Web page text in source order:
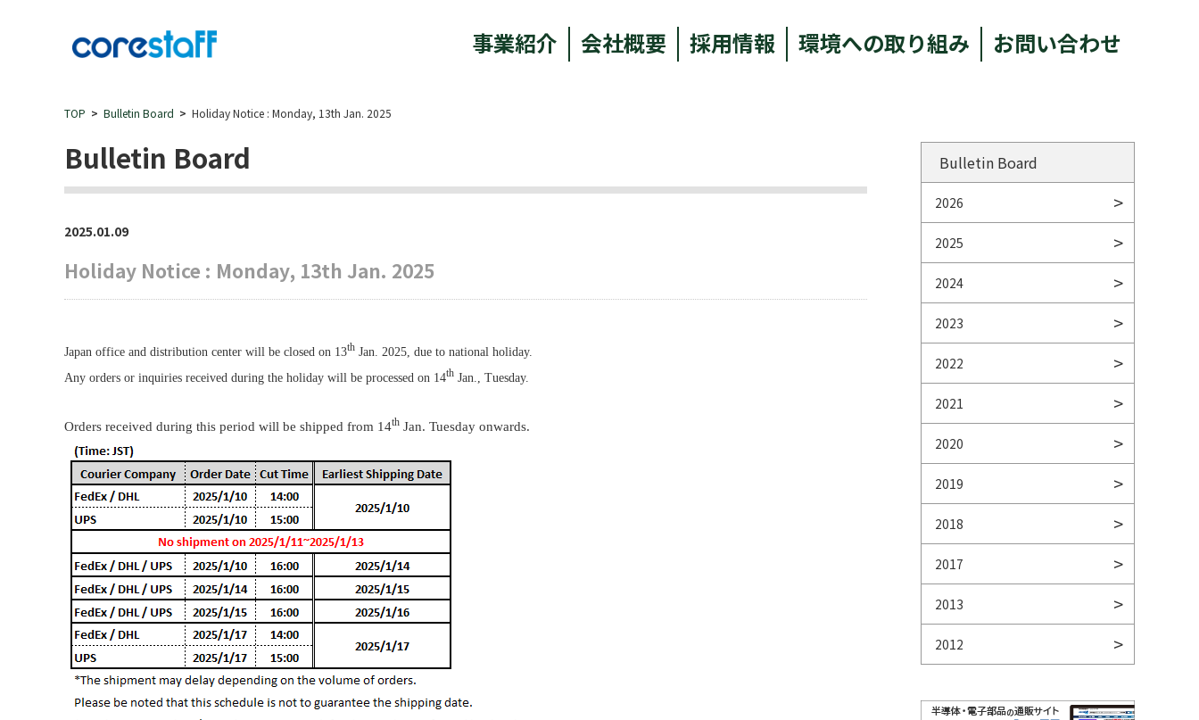
事業紹介 会社概要 採用情報 環境への取り組み お問い合わせ
TOP Bulletin Board Holiday Notice : Monday, 13th Jan. 2025
Bulletin Board
2025.01.09
Holiday Notice : Monday, 13th Jan. 2025
Japan office and distribution center will be closed on 13th Jan. 2025, due to national holiday.
Any orders or inquiries received during the holiday will be processed on 14th Jan., Tuesday.
Orders received during this period will be shipped from 14th Jan. Tuesday onwards.
Bulletin Board
2026
2025
2024
2023
2022
2021
2020
2019
2018
2017
2013
2012